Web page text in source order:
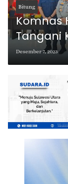
Bitung
Komnas
Tangani
Desember 7, 2023